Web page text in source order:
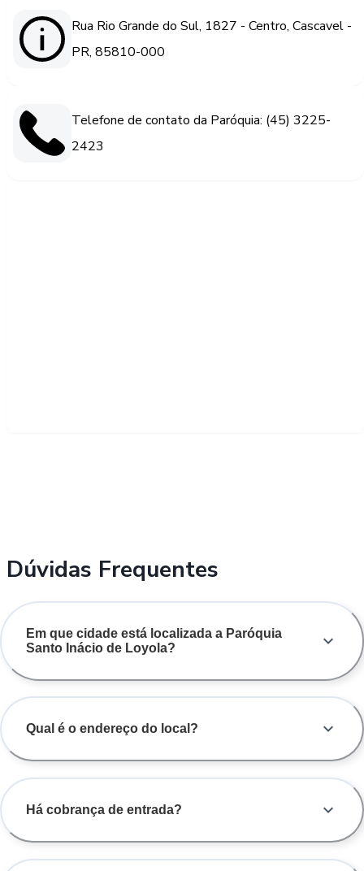
Rua Rio Grande do Sul, 1827 - Centro, Cascavel -
PR, 85810-000
Telefone de contato da Paróquia: (45) 3225-
2423
Dúvidas Frequentes
Em que cidade está localizada a Paróquia
Santo Inácio de Loyola?
Qual é o endereço do local?
Há cobrança de entrada?